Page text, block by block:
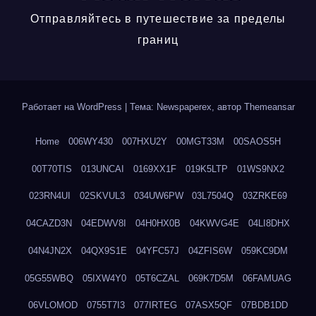
Отправляйтесь в путешествие за пределы
границ
Работает на WordPress Тема: Newspaperex, автор Themeansar
Home 006WY430 007HXU2Y 00MGT33M 00SAOS5H
00T70TIS 013UNCAI 0169XX1F 019K5LTP 01WS9NX2
023RN4UI 02SKVUL3 034UW6PW 03L7504Q 03ZRKE69
04CAZD3N 04EDWV8I 04H0HX0B 04KWVG4E 04LI8DHX
04N4JN2X 04QX9S1E 04YFC57J 04ZFIS6W 059KC9DM
05G55WBQ 05IXW4Y0 05T6CZAL 069K7D5M 06FAMUAG
06VLOMOD 0755T7I3 077IRTEG 07ASX5QF 07BDB1DD